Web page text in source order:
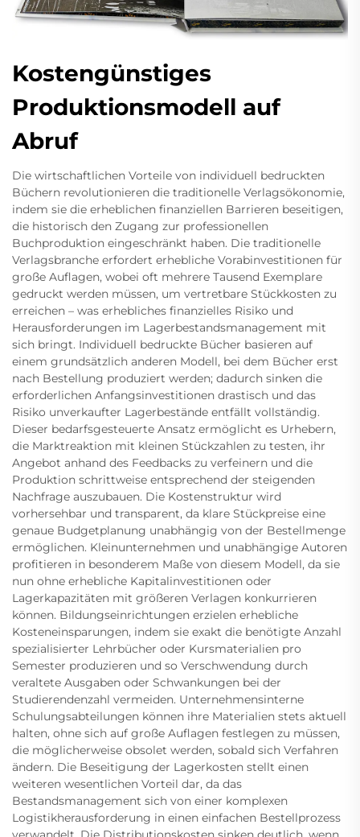
Kostengünstiges
Produktionsmodell auf
Abruf
Die wirtschaftlichen Vorteile von individuell bedruckten
Büchern revolutionieren die traditionelle Verlagsökonomie,
indem sie die erheblichen finanziellen Barrieren beseitigen,
die historisch den Zugang zur professionellen
Buchproduktion eingeschränkt haben. Die traditionelle
Verlagsbranche erfordert erhebliche Vorabinvestitionen für
große Auflagen, wobei oft mehrere Tausend Exemplare
gedruckt werden müssen, um vertretbare Stückkosten zu
erreichen – was erhebliches finanzielles Risiko und
Herausforderungen im Lagerbestandsmanagement mit
sich bringt. Individuell bedruckte Bücher basieren auf
einem grundsätzlich anderen Modell, bei dem Bücher erst
nach Bestellung produziert werden; dadurch sinken die
erforderlichen Anfangsinvestitionen drastisch und das
Risiko unverkaufter Lagerbestände entfällt vollständig.
Dieser bedarfsgesteuerte Ansatz ermöglicht es Urhebern,
die Marktreaktion mit kleinen Stückzahlen zu testen, ihr
Angebot anhand des Feedbacks zu verfeinern und die
Produktion schrittweise entsprechend der steigenden
Nachfrage auszubauen. Die Kostenstruktur wird
vorhersehbar und transparent, da klare Stückpreise eine
genaue Budgetplanung unabhängig von der Bestellmenge
ermöglichen. Kleinunternehmen und unabhängige Autoren
profitieren in besonderem Maße von diesem Modell, da sie
nun ohne erhebliche Kapitalinvestitionen oder
Lagerkapazitäten mit größeren Verlagen konkurrieren
können. Bildungseinrichtungen erzielen erhebliche
Kosteneinsparungen, indem sie exakt die benötigte Anzahl
spezialisierter Lehrbücher oder Kursmaterialien pro
Semester produzieren und so Verschwendung durch
veraltete Ausgaben oder Schwankungen bei der
Studierendenzahl vermeiden. Unternehmensinterne
Schulungsabteilungen können ihre Materialien stets aktuell
halten, ohne sich auf große Auflagen festlegen zu müssen,
die möglicherweise obsolet werden, sobald sich Verfahren
ändern. Die Beseitigung der Lagerkosten stellt einen
weiteren wesentlichen Vorteil dar, da das
Bestandsmanagement sich von einer komplexen
Logistikherausforderung in einen einfachen Bestellprozess